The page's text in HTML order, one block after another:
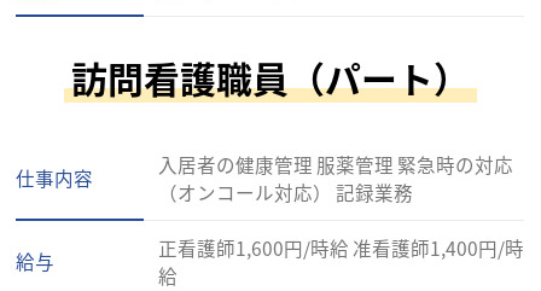
訪問看護職員（パート）
仕事内容
入居者の健康管理 服薬管理 緊急時の対応
（オンコール対応） 記録業務
給与
正看護師1,600円/時給 准看護師1,400円/時
給